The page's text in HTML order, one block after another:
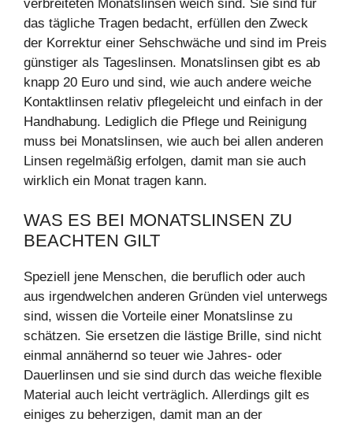
verbreiteten Monatslinsen weich sind. Sie sind für
das tägliche Tragen bedacht, erfüllen den Zweck
der Korrektur einer Sehschwäche und sind im Preis
günstiger als Tageslinsen. Monatslinsen gibt es ab
knapp 20 Euro und sind, wie auch andere weiche
Kontaktlinsen relativ pflegeleicht und einfach in der
Handhabung. Lediglich die Pflege und Reinigung
muss bei Monatslinsen, wie auch bei allen anderen
Linsen regelmäßig erfolgen, damit man sie auch
wirklich ein Monat tragen kann.
WAS ES BEI MONATSLINSEN ZU
BEACHTEN GILT
Speziell jene Menschen, die beruflich oder auch
aus irgendwelchen anderen Gründen viel unterwegs
sind, wissen die Vorteile einer Monatslinse zu
schätzen. Sie ersetzen die lästige Brille, sind nicht
einmal annähernd so teuer wie Jahres- oder
Dauerlinsen und sie sind durch das weiche flexible
Material auch leicht verträglich. Allerdings gilt es
einiges zu beherzigen, damit man an der